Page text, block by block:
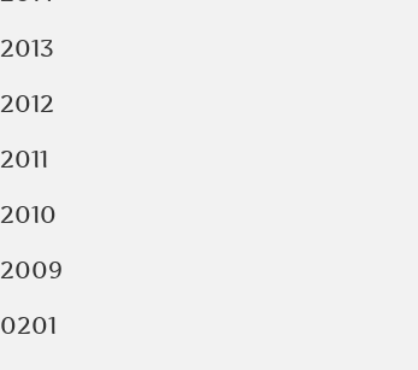
2013
2012
2011
2010
2009
0201